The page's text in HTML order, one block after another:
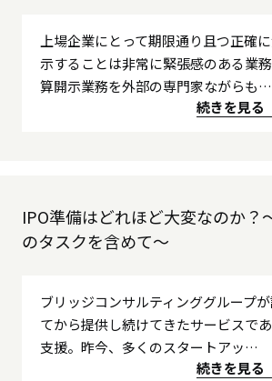
上場企業にとって期限通り且つ正確
示することは非常に緊張感のある業
算開示業務を外部の専門家ながらも…
続きを見る
IPO準備はどれほど大変なのか？
のタスクを含めて～
ブリッジコンサルティンググループ
てから提供し続けてきたサービスで
支援。昨今、多くのスタートアッ…
続きを見る